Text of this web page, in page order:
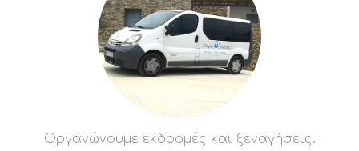
Οργανώνουμε εκδρομές και ξεναγήσεις.